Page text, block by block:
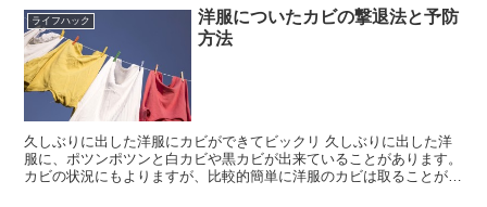
ライフハック
洋服についたカビの撃退法と予防
方法
久しぶりに出した洋服にカビができてビックリ 久しぶりに出した洋
服に、ポツンポツンと白カビや黒カビが出来ていることがあります。
カビの状況にもよりますが、比較的簡単に洋服のカビは取ることがで